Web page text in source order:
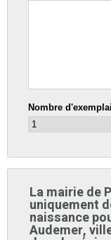
Nombre
La mairie de
uniquement
naissance
Audemer,